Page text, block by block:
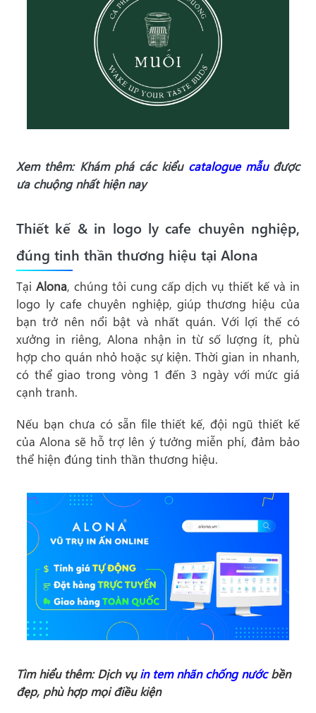
Xem thêm: Khám phá các kiểu catalogue mẫuđược
ưa chuộng nhất hiện nay
Thiết kế & in logo ly cafe chuyên nghiệp,
đúng tinh thần thương hiệu tại Alona
Tại Alona, chúng tôi cung cấp dịch vụ thiết kế và in
logo ly cafe chuyên nghiệp, giúp thương hiệu của
bạn trở nên nổi bật và nhất quán. Với lợi thế có
xưởng in riêng, Alona nhận in từ số lượng ít, phù
hợp cho quán nhỏ hoặc sự kiện. Thời gian in nhanh,
có thể giao trong vòng 1 đến 3 ngày với mức giá
cạnh tranh.
Nếu bạn chưa có sẵn file thiết kế, đội ngũ thiết kế
của Alona sẽ hỗ trợ lên ý tưởng miễn phí, đảm bảo
thể hiện đúng tinh thần thương hiệu.
Tìm hiểu thêm: Dịch vụin tem nhãn chống nướcbền
đẹp, phù hợp mọi điều kiện